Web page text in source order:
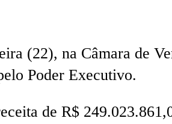
(22), na Câmara de
Poder Executivo.
de R$